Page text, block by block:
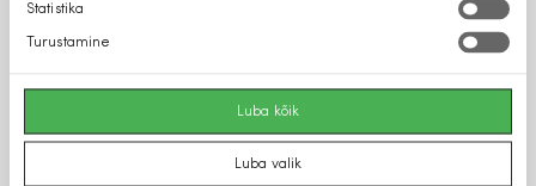
Statistika
Turustamine
Luba kõik
Luba valik